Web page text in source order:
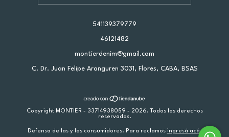
541139379779
46121482
montierdenim@gmail.com
C. Dr. Juan Felipe Aranguren 3031, Flores, CABA, BSAS
Copyright MONTIER - 33714938059 - 2026. Todos los derechos
reservados.
Defensa de las y los consumidores. Para reclamos ingresá acá.